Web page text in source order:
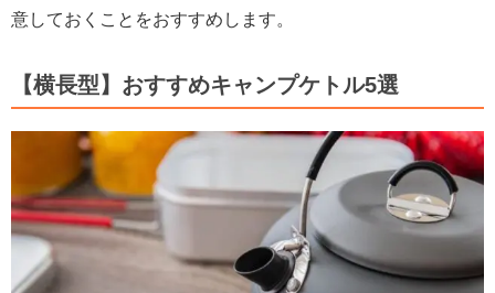
意しておくことをおすすめします。
【横長型】おすすめキャンプケトル5選